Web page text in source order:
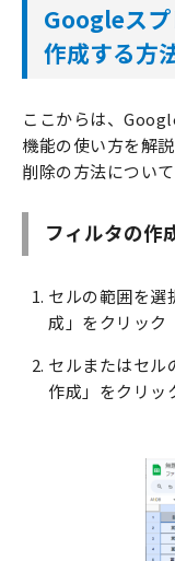
Googleスプ
作成する方
ここからは、
機能の使い方を解
削除の方法について
フィルタの作
セルの範囲を
成」をクリック
セルまたはセル
作成」をクリッ